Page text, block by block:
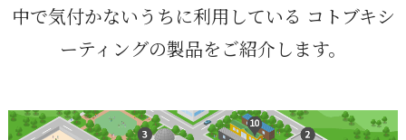
中で気付かないうちに利用している コトブキシ
ーティングの製品をご紹介します。